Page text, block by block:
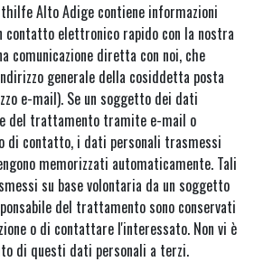
Alto Adige contiene informazioni
contatto elettronico rapido con la nostra
comunicazione diretta con noi, che
generale della cosiddetta posta
e-mail). Se un soggetto dei dati
del trattamento tramite e-mail o
di contatto, i dati personali trasmessi
memorizzati automaticamente. Tali
su base volontaria da un soggetto
del trattamento sono conservati
o di contattare l'interessato. Non vi è
di questi dati personali a terzi.